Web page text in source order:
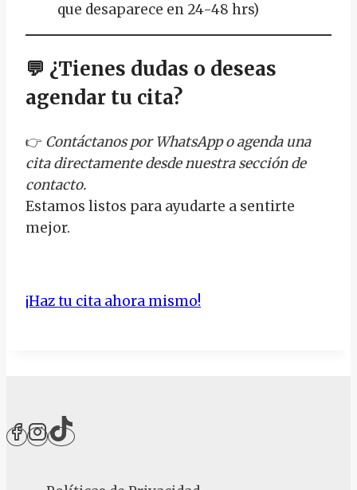
que desaparece en 24-48 hrs)
💬 ¿Tienes dudas o deseas
agendar tu cita?
👉 Contáctanos por WhatsApp o agenda una
cita directamente desde nuestra sección de
contacto.
Estamos listos para ayudarte a sentirte
mejor.
¡Haz tu cita ahora mismo!